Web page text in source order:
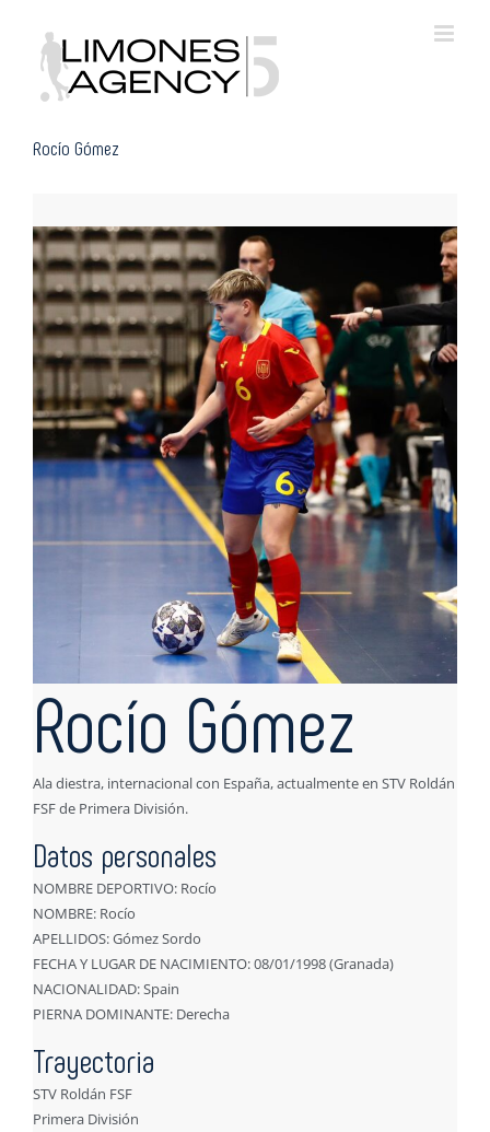
content
Rocío Gómez
Rocío Gómez
Ala diestra, internacional con España, actualmente en STV Roldán
FSF de Primera División.
Datos personales
NOMBRE DEPORTIVO: Rocío
NOMBRE: Rocío
APELLIDOS: Gómez Sordo
FECHA Y LUGAR DE NACIMIENTO: 08/01/1998 (Granada)
NACIONALIDAD: Spain
PIERNA DOMINANTE: Derecha
Trayectoria
STV Roldán FSF
Primera División